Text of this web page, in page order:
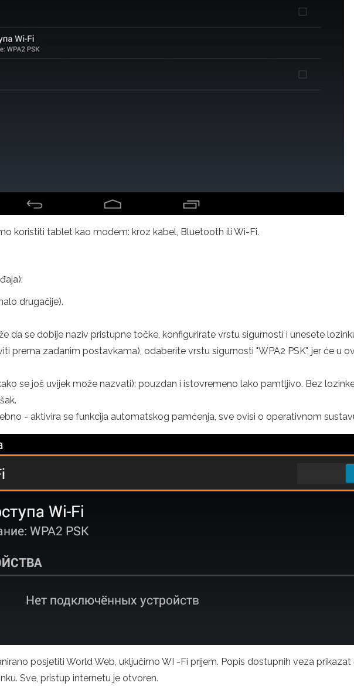
koristiti tablet kao modem: kroz kabel, Bluetooth ili Wi-Fi.
drugačije).
da se dobije naziv pristupne točke, konfigurirate vrstu sigurnosti i unesete
prema zadanim postavkama), odaberite vrstu sigurnosti "WPA2 PSK", jer će u
se još uvijek može nazvati): pouzdan i istovremeno lako pamtljivo. Bez
- aktivira se funkcija automatskog pamćenja, sve ovisi o operativnom
posjetiti World Web, uključimo WI -Fi prijem. Popis dostupnih veza
Sve, pristup internetu je otvoren.